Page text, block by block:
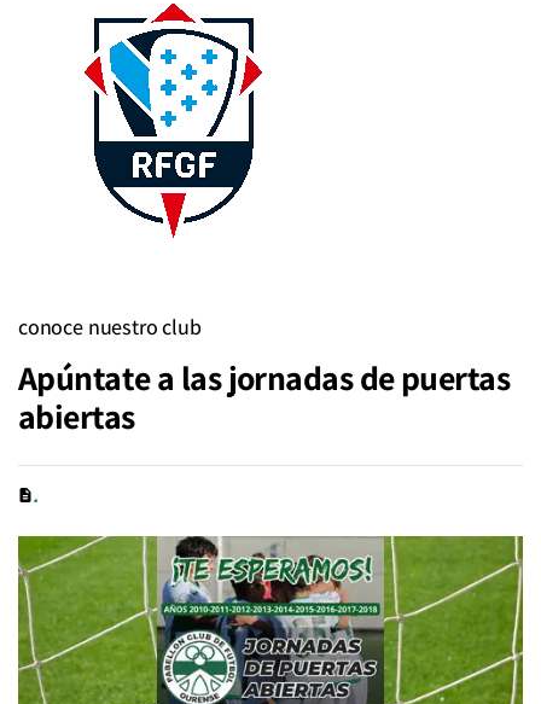
conoce nuestro club
Apúntate a las jornadas de puertas
abiertas
.